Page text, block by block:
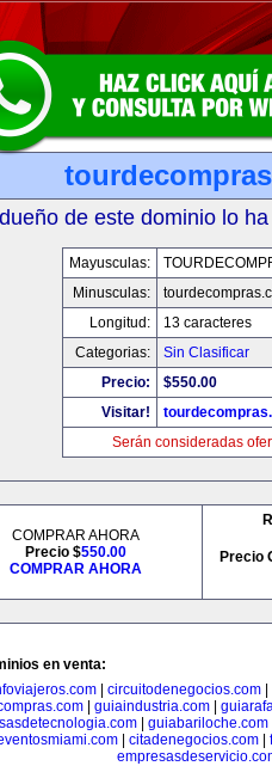
de este dominio lo
Mayusculas:
Minusculas:
Longitud:
13 caracteres
Categorias:
Sin Clasificar
Precio:
$550.00
Visitar!
Serán consideradas
COMPRAR AHORA
Precio $550.00
COMPRAR AHORA
Precio
en venta:
| circuitodenegocios.com|
| guiaindustria.com|
| guiabariloche.com
citadenegocios.com